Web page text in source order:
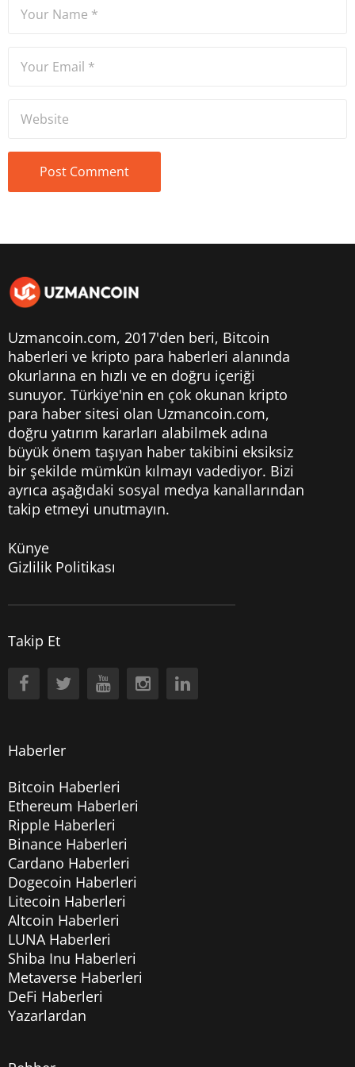
Uzmancoin.com, 2017'den beri, Bitcoin
haberleri ve kripto para haberleri alanında
okurlarına en hızlı ve en doğru içeriği
sunuyor. Türkiye'nin en çok okunan kripto
para haber sitesi olan Uzmancoin.com,
doğru yatırım kararları alabilmek adına
büyük önem taşıyan haber takibini eksiksiz
bir şekilde mümkün kılmayı vadediyor. Bizi
ayrıca aşağıdaki sosyal medya kanallarından
takip etmeyi unutmayın.
Künye
Gizlilik Politikası
Takip Et
Haberler
Bitcoin Haberleri
Ethereum Haberleri
Ripple Haberleri
Binance Haberleri
Cardano Haberleri
Dogecoin Haberleri
Litecoin Haberleri
Altcoin Haberleri
LUNA Haberleri
Shiba Inu Haberleri
Metaverse Haberleri
DeFi Haberleri
Yazarlardan